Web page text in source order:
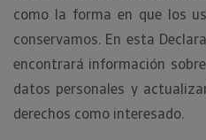
como la forma en que los
conservamos. En esta
encontrará información
datos personales y
derechos como interesado.